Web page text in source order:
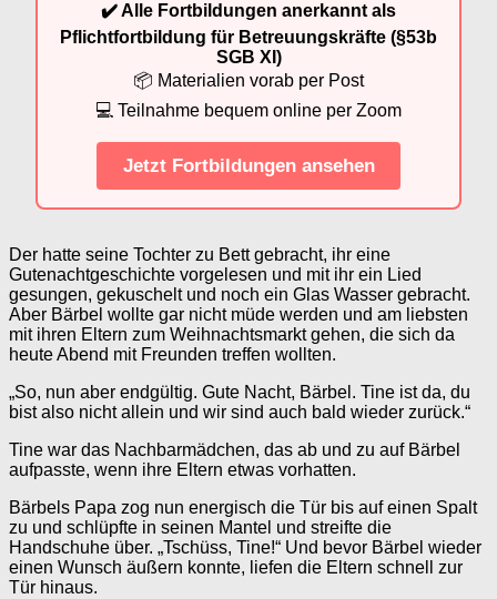
✔️ Alle Fortbildungen anerkannt als
Pflichtfortbildung für Betreuungskräfte (§53b
SGB XI)
📦 Materialien vorab per Post
💻 Teilnahme bequem online per Zoom
Jetzt Fortbildungen ansehen
Der hatte seine Tochter zu Bett gebracht, ihr eine
Gutenachtgeschichte vorgelesen und mit ihr ein Lied
gesungen, gekuschelt und noch ein Glas Wasser gebracht.
Aber Bärbel wollte gar nicht müde werden und am liebsten
mit ihren Eltern zum Weihnachtsmarkt gehen, die sich da
heute Abend mit Freunden treffen wollten.
„So, nun aber endgültig. Gute Nacht, Bärbel. Tine ist da, du
bist also nicht allein und wir sind auch bald wieder zurück.“
Tine war das Nachbarmädchen, das ab und zu auf Bärbel
aufpasste, wenn ihre Eltern etwas vorhatten.
Bärbels Papa zog nun energisch die Tür bis auf einen Spalt
zu und schlüpfte in seinen Mantel und streifte die
Handschuhe über. „Tschüss, Tine!“ Und bevor Bärbel wieder
einen Wunsch äußern konnte, liefen die Eltern schnell zur
Tür hinaus.